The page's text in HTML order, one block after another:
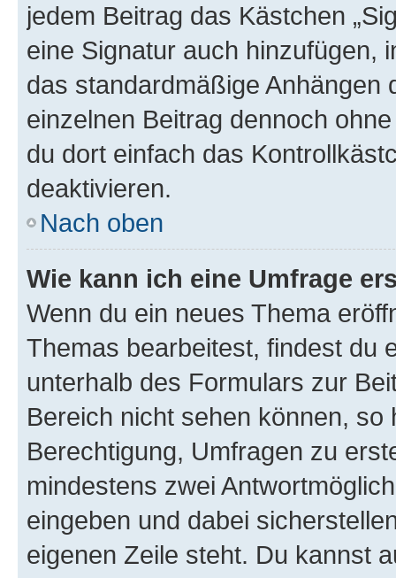
jedem Beitrag das Kästchen
eine Signatur auch hinzufügen,
das standardmäßige Anhängen
einzelnen Beitrag dennoch
du dort einfach das
deaktivieren.
Nach oben
Wie kann ich eine Umfrage
Wenn du ein neues Thema
Themas bearbeitest, findest du
unterhalb des Formulars zur
Bereich nicht sehen können,
Berechtigung, Umfragen zu
mindestens zwei
eingeben und dabei
eigenen Zeile steht. Du kannst